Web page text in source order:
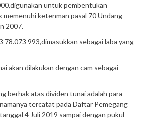
untuk pembentukan
memenuhi ketenman pasal 70 Undang-
2007.
78.073 993,dimasukkan sebagai laba yang
akan dilakukan dengan cam sebagai
berhak atas dividen tunai adalah para
tercatat pada Daftar Pemegang
4 Juli 2019 sampai dengan pukul